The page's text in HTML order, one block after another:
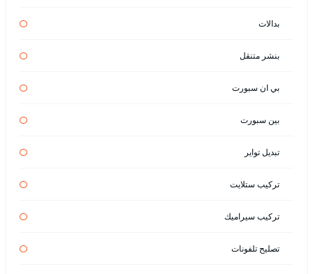
بدالات
بنشر متنقل
بي ان سبورت
بين سبورت
تبديل تواير
تركيب ستلايت
تركيب سيراميك
تصليح تلفونات